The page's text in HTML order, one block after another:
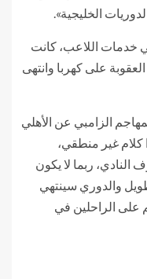
الخليجية».
خدمات اللاعب، كانت
على كهربا وانتهى
الزامبي عن الأهلي
كلام غير منطقي،
ربما لا يكون
والدوري سينتهي
على الراحلين في